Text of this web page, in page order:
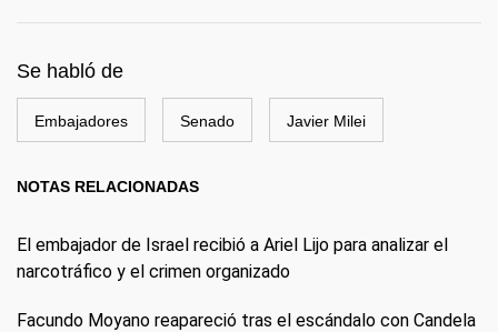
Se habló de
Embajadores Senado Javier Milei
NOTAS RELACIONADAS
El embajador de Israel recibió a Ariel Lijo para analizar el
narcotráfico y el crimen organizado
Facundo Moyano reapareció tras el escándalo con Candela